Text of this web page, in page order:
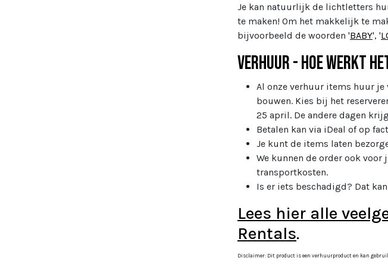
Je kan natuurlijk de lichtletters
te maken! Om het makkelijk te
bijvoorbeeld de woorden 'BABY', '
Verhuur - Hoe werkt
Al onze verhuur items huur je
bouwen. Kies bij het
25 april. De andere dagen
Betalen kan via iDeal of op
Je kunt de items laten
We kunnen de order ook
transportkosten.
Is er iets beschadigd? Dat
Lees hier alle
Rentals.
Disclaimer: Dit product is een verhuurproduct en kan